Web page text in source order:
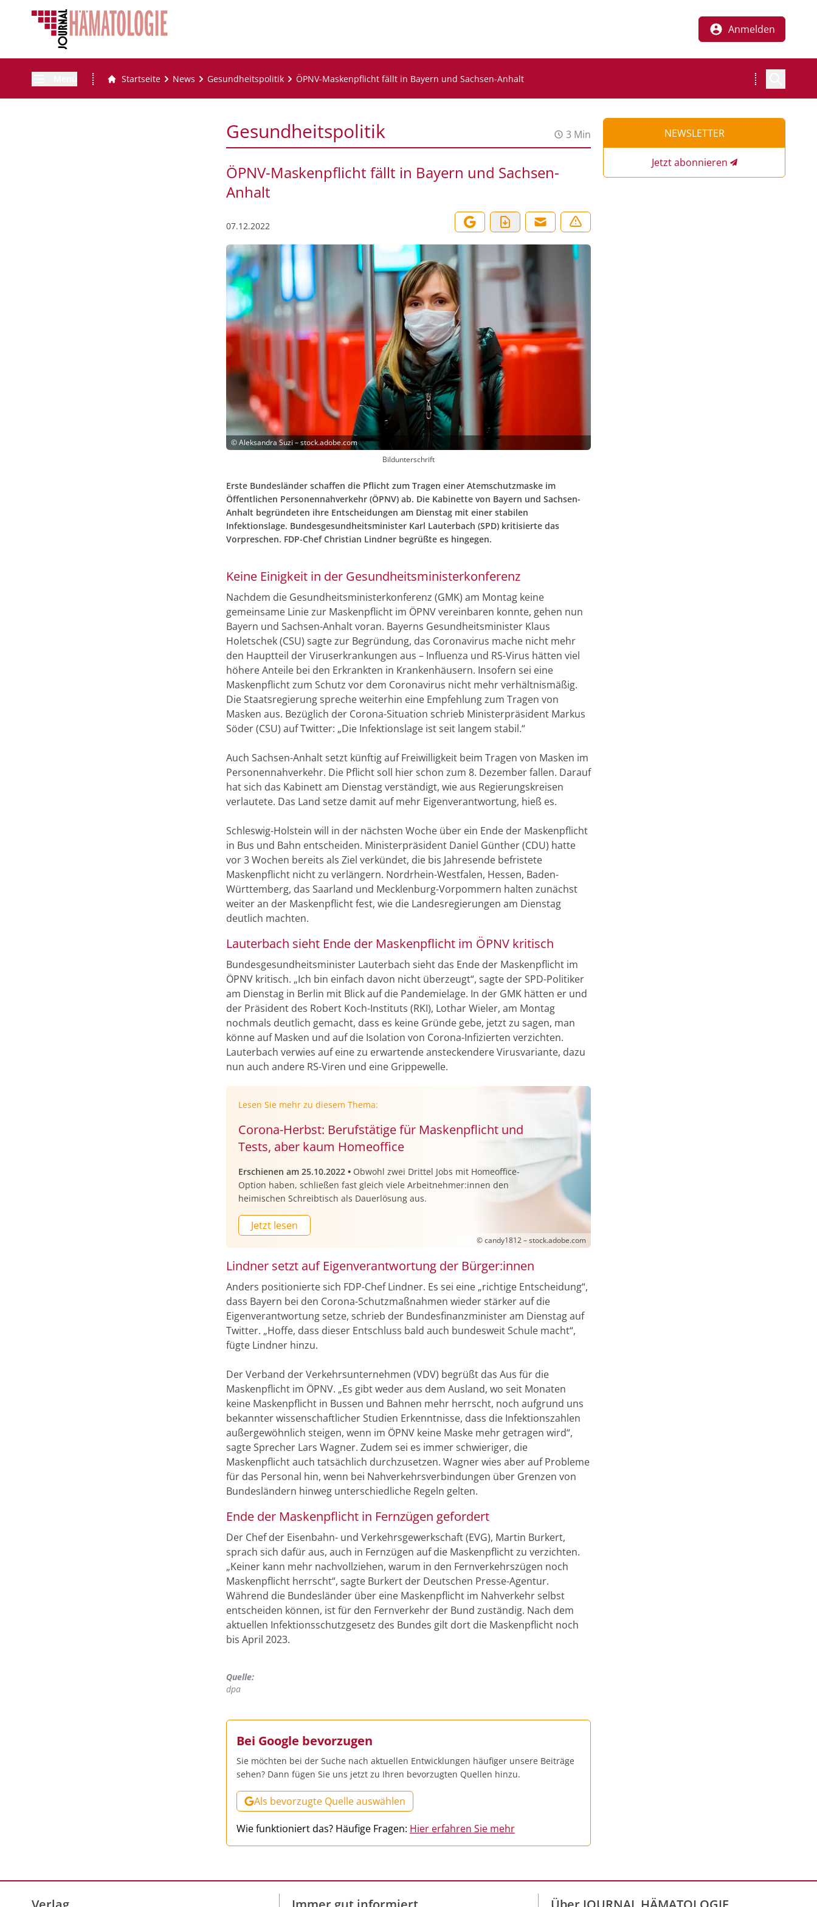
Anmelden
Startseite News Gesundheitspolitik ÖPNV-Maskenpflicht fällt in Bayern und Sachsen-Anhalt
Gesundheitspolitik 3 Min
ÖPNV-Maskenpflicht fällt in Bayern und Sachsen-
Anhalt
07.12.2022
©Aleksandra Suzi – stock.adobe.com
Bildunterschrift
Erste Bundesländer schaffen die Pflicht zum Tragen einer Atemschutzmaske im
Öffentlichen Personennahverkehr (ÖPNV) ab. Die Kabinette von Bayern und Sachsen-
Anhalt begründeten ihre Entscheidungen am Dienstag mit einer stabilen
Infektionslage. Bundesgesundheitsminister Karl Lauterbach (SPD) kritisierte das
Vorpreschen. FDP-Chef Christian Lindner begrüßte es hingegen.
Keine Einigkeit in der Gesundheitsministerkonferenz
Nachdem die Gesundheitsministerkonferenz (GMK) am Montag keine
gemeinsame Linie zur Maskenpflicht im ÖPNV vereinbaren konnte, gehen nun
Bayern und Sachsen-Anhalt voran. Bayerns Gesundheitsminister Klaus
Holetschek (CSU) sagte zur Begründung, das Coronavirus mache nicht mehr
den Hauptteil der Viruserkrankungen aus – Influenza und RS-Virus hätten viel
höhere Anteile bei den Erkrankten in Krankenhäusern. Insofern sei eine
Maskenpflicht zum Schutz vor dem Coronavirus nicht mehr verhältnismäßig.
Die Staatsregierung spreche weiterhin eine Empfehlung zum Tragen von
Masken aus. Bezüglich der Corona-Situation schrieb Ministerpräsident Markus
Söder (CSU) auf Twitter: „Die Infektionslage ist seit langem stabil.“
Auch Sachsen-Anhalt setzt künftig auf Freiwilligkeit beim Tragen von Masken im
Personennahverkehr. Die Pflicht soll hier schon zum 8. Dezember fallen. Darauf
hat sich das Kabinett am Dienstag verständigt, wie aus Regierungskreisen
verlautete. Das Land setze damit auf mehr Eigenverantwortung, hieß es.
Schleswig-Holstein will in der nächsten Woche über ein Ende der Maskenpflicht
in Bus und Bahn entscheiden. Ministerpräsident Daniel Günther (CDU) hatte
vor 3 Wochen bereits als Ziel verkündet, die bis Jahresende befristete
Maskenpflicht nicht zu verlängern. Nordrhein-Westfalen, Hessen, Baden-
Württemberg, das Saarland und Mecklenburg-Vorpommern halten zunächst
weiter an der Maskenpflicht fest, wie die Landesregierungen am Dienstag
deutlich machten.
Lauterbach sieht Ende der Maskenpflicht im ÖPNV kritisch
Bundesgesundheitsminister Lauterbach sieht das Ende der Maskenpflicht im
ÖPNV kritisch. „Ich bin einfach davon nicht überzeugt“, sagte der SPD-Politiker
am Dienstag in Berlin mit Blick auf die Pandemielage. In der GMK hätten er und
der Präsident des Robert Koch-Instituts (RKI), Lothar Wieler, am Montag
nochmals deutlich gemacht, dass es keine Gründe gebe, jetzt zu sagen, man
könne auf Masken und auf die Isolation von Corona-Infizierten verzichten.
Lauterbach verwies auf eine zu erwartende ansteckendere Virusvariante, dazu
nun auch andere RS-Viren und eine Grippewelle.
Lesen Sie mehr zu diesem Thema:
Corona-Herbst: Berufstätige für Maskenpflicht und
Tests, aber kaum Homeoffice
Erschienen am 25.10.2022 • Obwohl zwei Drittel Jobs mit Homeoffice-
Option haben, schließen fast gleich viele Arbeitnehmer:innen den
heimischen Schreibtisch als Dauerlösung aus.
Jetzt lesen
© candy1812 – stock.adobe.com
Lindner setzt auf Eigenverantwortung der Bürger:innen
Anders positionierte sich FDP-Chef Lindner. Es sei eine „richtige Entscheidung“,
dass Bayern bei den Corona-Schutzmaßnahmen wieder stärker auf die
Eigenverantwortung setze, schrieb der Bundesfinanzminister am Dienstag auf
Twitter. „Hoffe, dass dieser Entschluss bald auch bundesweit Schule macht“,
fügte Lindner hinzu.
Der Verband der Verkehrsunternehmen (VDV) begrüßt das Aus für die
Maskenpflicht im ÖPNV. „Es gibt weder aus dem Ausland, wo seit Monaten
keine Maskenpflicht in Bussen und Bahnen mehr herrscht, noch aufgrund uns
bekannter wissenschaftlicher Studien Erkenntnisse, dass die Infektionszahlen
außergewöhnlich steigen, wenn im ÖPNV keine Maske mehr getragen wird“,
sagte Sprecher Lars Wagner. Zudem sei es immer schwieriger, die
Maskenpflicht auch tatsächlich durchzusetzen. Wagner wies aber auf Probleme
für das Personal hin, wenn bei Nahverkehrsverbindungen über Grenzen von
Bundesländern hinweg unterschiedliche Regeln gelten.
Ende der Maskenpflicht in Fernzügen gefordert
Der Chef der Eisenbahn- und Verkehrsgewerkschaft (EVG), Martin Burkert,
sprach sich dafür aus, auch in Fernzügen auf die Maskenpflicht zu verzichten.
„Keiner kann mehr nachvollziehen, warum in den Fernverkehrszügen noch
Maskenpflicht herrscht“, sagte Burkert der Deutschen Presse-Agentur.
Während die Bundesländer über eine Maskenpflicht im Nahverkehr selbst
entscheiden können, ist für den Fernverkehr der Bund zuständig. Nach dem
aktuellen Infektionsschutzgesetz des Bundes gilt dort die Maskenpflicht noch
bis April 2023.
Quelle:
dpa
Bei Google bevorzugen
Sie möchten bei der Suche nach aktuellen Entwicklungen häufiger unsere Beiträge
sehen? Dann fügen Sie uns jetzt zu Ihren bevorzugten Quellen hinzu.
Als bevorzugte Quelle auswählen
Wie funktioniert das? Häufige Fragen: Hier erfahren Sie mehr
NEWSLETTER
Jetzt abonnieren